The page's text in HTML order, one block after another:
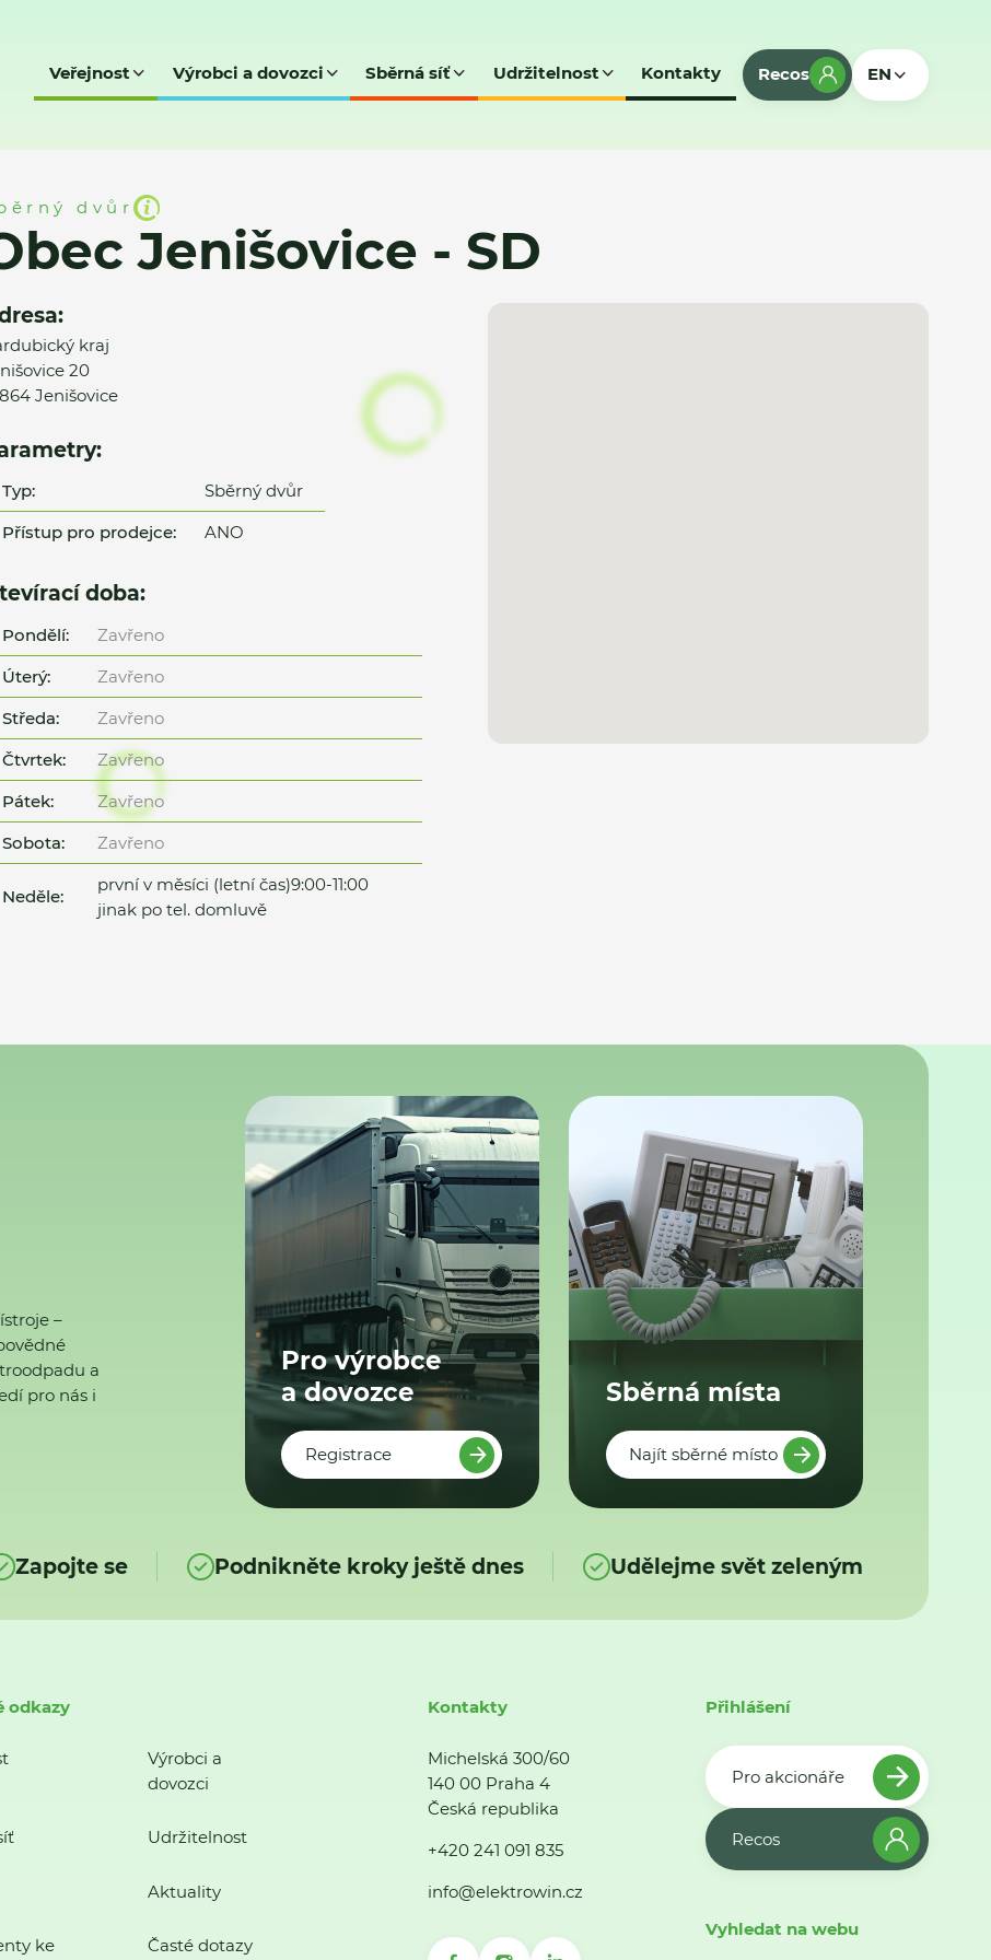
Veřejnost Výrobci a dovozci Sběrná síť Udržitelnost Kontakty Recos EN
dvůr
Jenišovice - SD
kraj
20
Jenišovice
Typ:
Sběrný dvůr
Přístup pro prodejce:
ANO
doba:
Pondělí:
Zavřeno
Úterý:
Zavřeno
Středa:
Zavřeno
Čtvrtek:
Zavřeno
Pátek:
Zavřeno
Sobota:
Zavřeno
Neděle:
první v měsíci (letní čas)9:00-11:00
jinak po tel. domluvě
–
a
pro nás i
Pro výrobce
a dovozce
Registrace
Sběrná místa
Najít sběrné místo
Zapojte se Podnikněte kroky ještě dnes Udělejme svět zeleným
odkazy
Výrobci a
dovozci
Udržitelnost
Aktuality
ke
Časté dotazy
Kontakty
Michelská 300/60
140 00 Praha 4
Česká republika
+420 241 091 835
info@elektrowin.cz
Přihlášení
Pro akcionáře
Recos
Vyhledat na webu